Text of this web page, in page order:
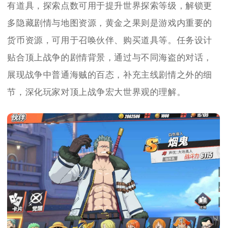
有道具，探索点数可用于提升世界探索等级，解锁更
多隐藏剧情与地图资源，黄金之果则是游戏内重要的
货币资源，可用于召唤伙伴、购买道具等。任务设计
贴合顶上战争的剧情背景，通过与不同海盗的对话，
展现战争中普通海贼的百态，补充主线剧情之外的细
节，深化玩家对顶上战争宏大世界观的理解。